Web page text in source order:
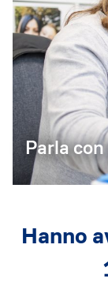
Parla
Hanno